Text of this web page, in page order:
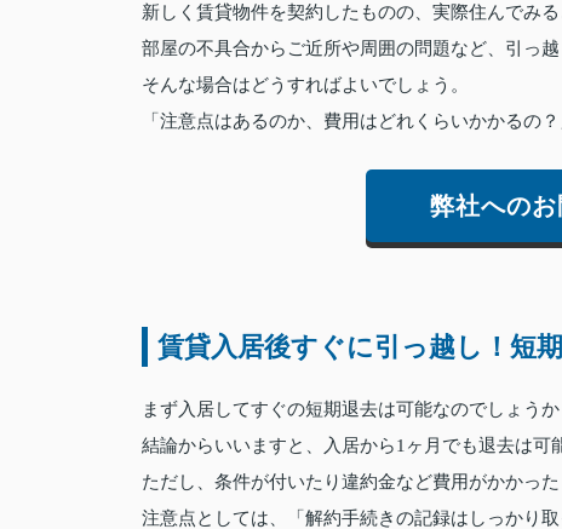
新しく賃貸物件を契約したものの、実際住んでみる
部屋の不具合からご近所や周囲の問題など、引っ越
そんな場合はどうすればよいでしょう。
「注意点はあるのか、費用はどれくらいかかるの
弊社への
賃貸入居後すぐに引っ越し！短
まず入居してすぐの短期退去は可能なのでしょうか
結論からいいますと、入居から1ヶ月でも退去は可
ただし、条件が付いたり違約金など費用がかかった
注意点としては、「解約手続きの記録はしっかり